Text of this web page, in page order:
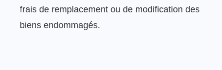
frais de remplacement ou de modification des
biens endommagés.